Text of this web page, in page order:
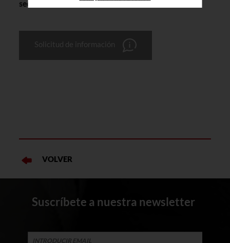
sector.
Solicitud de información
VOLVER
Suscríbete a nuestra newsletter